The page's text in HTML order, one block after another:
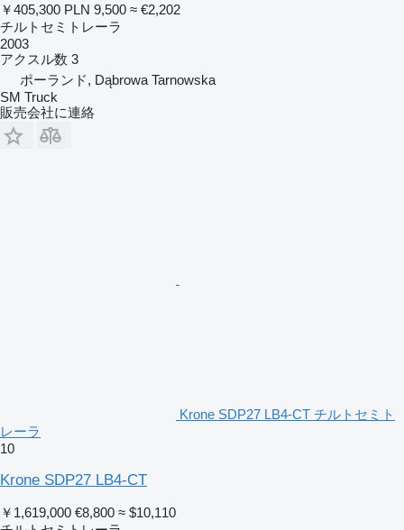
￥405,300 PLN 9,500 ≈ €2,202
チルトセミトレーラ
2003
アクスル数 3
ポーランド, Dąbrowa Tarnowska
SM Truck
販売会社に連絡
Krone SDP27 LB4-CT チルトセミト
レーラ
10
Krone SDP27 LB4-CT
￥1,619,000 €8,800 ≈ $10,110